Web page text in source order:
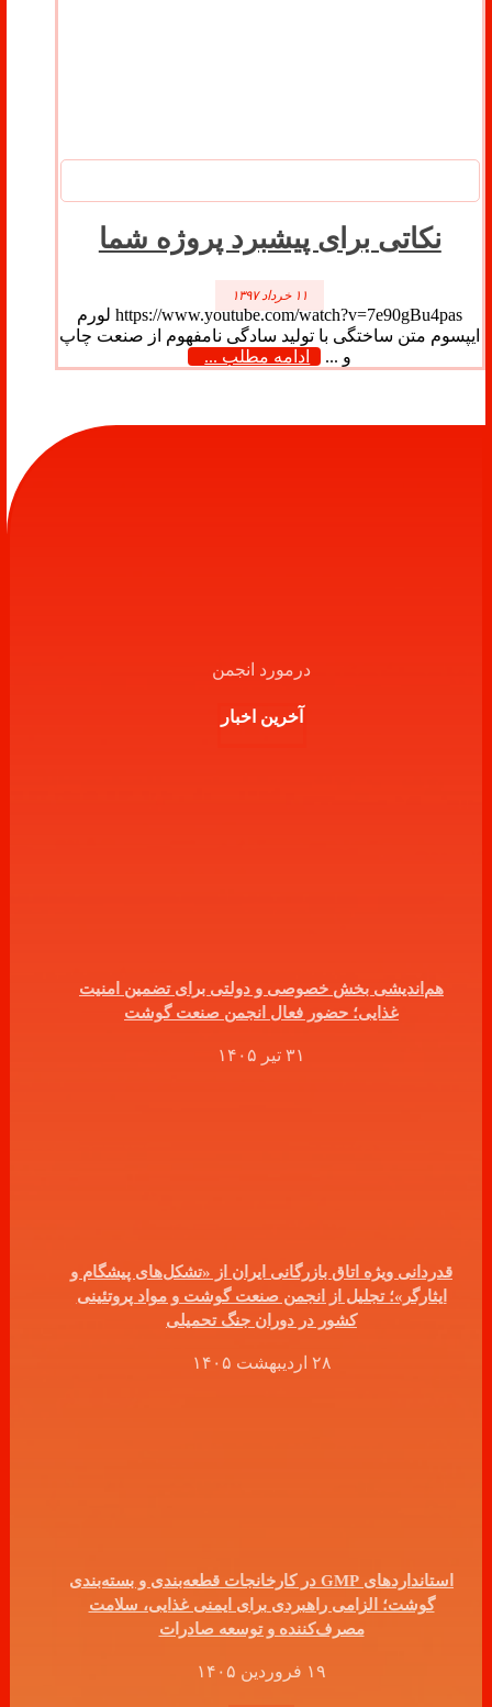
نکاتی برای پیشبرد پروژه شما
۱۱ خرداد ۱۳۹۷
https://www.youtube.com/watch?v=7e90gBu4pas لورم
ایپسوم متن ساختگی با تولید سادگی نامفهوم از صنعت چاپ
و ...
ادامه مطلب ...
درمورد انجمن
آخرین اخبار
هم‌اندیشی بخش خصوصی و دولتی برای تضمین امنیت
غذایی؛ حضور فعال انجمن صنعت گوشت
۳۱ تیر ۱۴۰۵
قدردانی ویژه اتاق بازرگانی ایران از «تشکل‌های پیشگام و
ایثارگر»؛ تجلیل از انجمن صنعت گوشت و مواد پروتئینی
کشور در دوران جنگ تحمیلی
۲۸ اردیبهشت ۱۴۰۵
استانداردهای GMP در کارخانجات قطعه‌بندی و بسته‌بندی
گوشت؛ الزامی راهبردی برای ایمنی غذایی، سلامت
مصرف‌کننده و توسعه صادرات
۱۹ فروردین ۱۴۰۵